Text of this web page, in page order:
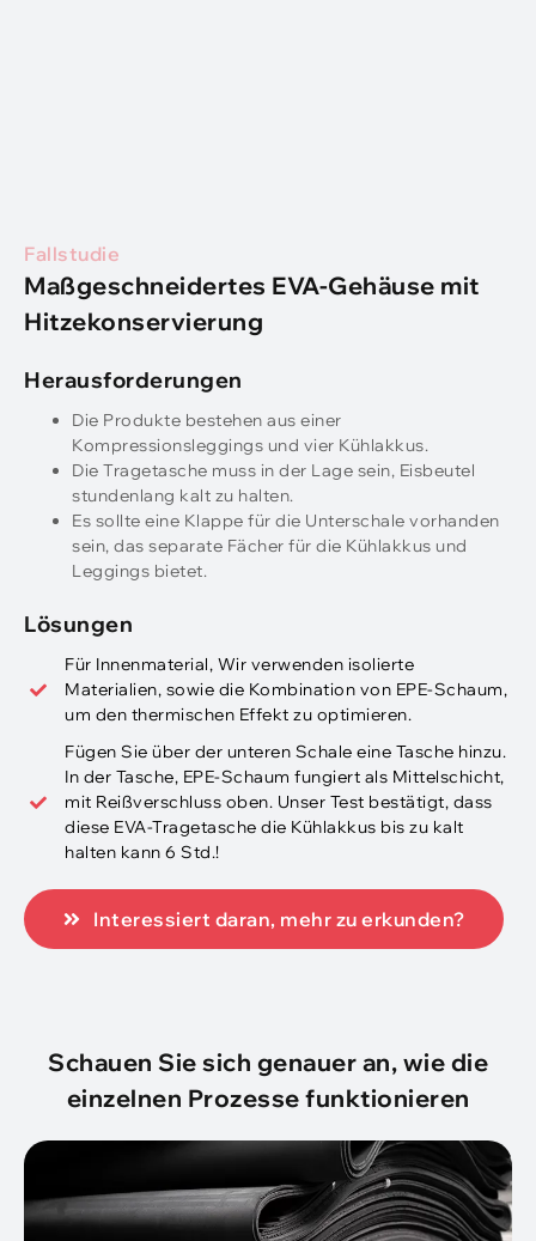
Fallstudie
Maßgeschneidertes EVA-Gehäuse mit
Hitzekonservierung
Herausforderungen
Die Produkte bestehen aus einer
Kompressionsleggings und vier Kühlakkus.
Die Tragetasche muss in der Lage sein, Eisbeutel
stundenlang kalt zu halten.
Es sollte eine Klappe für die Unterschale vorhanden
sein, das separate Fächer für die Kühlakkus und
Leggings bietet.
Lösungen
Für Innenmaterial, Wir verwenden isolierte
Materialien, sowie die Kombination von EPE-Schaum,
um den thermischen Effekt zu optimieren.
Fügen Sie über der unteren Schale eine Tasche hinzu.
In der Tasche, EPE-Schaum fungiert als Mittelschicht,
mit Reißverschluss oben. Unser Test bestätigt, dass
diese EVA-Tragetasche die Kühlakkus bis zu kalt
halten kann 6 Std.!
Interessiert daran, mehr zu erkunden?
Schauen Sie sich genauer an, wie die
einzelnen Prozesse funktionieren